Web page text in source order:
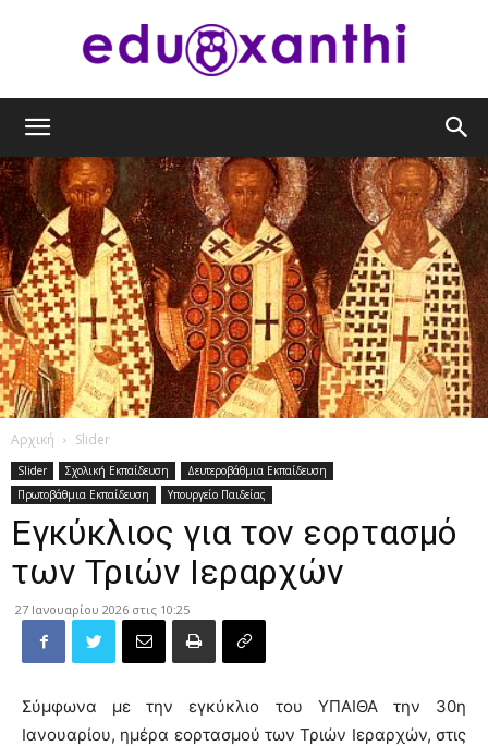
Αρχική Slider
Slider Σχολική Εκπαίδευση
Δευτεροβάθμια Εκπαίδευση
Πρωτοβάθμια Εκπαίδευση
Υπουργείο Παιδείας
Εγκύκλιος για τον εορτασμό
των Τριών Ιεραρχών
27 Ιανουαρίου 2026 στις 10:25
Σύμφωνα με την εγκύκλιο του ΥΠΑΙΘΑ την 30η
Ιανουαρίου, ημέρα εορτασμού των Τριών Ιεραρχών, στις